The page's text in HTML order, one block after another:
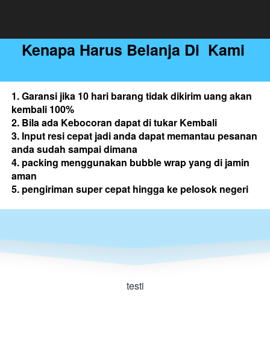
Kenapa Harus Belanja Di  Kami
1. Garansi jika 10 hari barang tidak dikirim uang akan
kembali 100%
2. Bila ada Kebocoran dapat di tukar Kembali
3. Input resi cepat jadi anda dapat memantau pesanan
anda sudah sampai dimana
4. packing menggunakan bubble wrap yang di jamin
aman
5. pengiriman super cepat hingga ke pelosok negeri
testi